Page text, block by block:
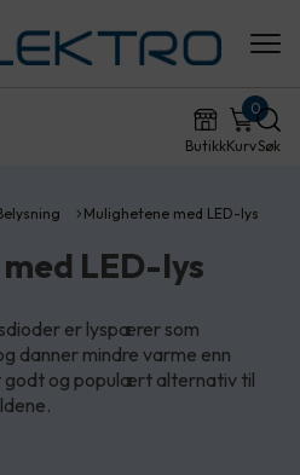
ButikkKurv
0
Søk
Mulighetene med LED-lys
LED-lys
er lyspærer som
danner mindre varme enn
og populært alternativ til